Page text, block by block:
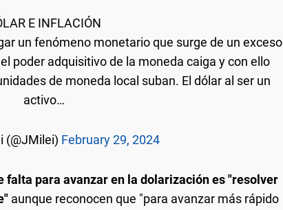
E INFLACIÓN
un fenómeno monetario que surge de un exceso
poder adquisitivo de la moneda caiga y con ello
de moneda local suban. El dólar al ser un
activo…
(@JMilei) February 29, 2024
falta para avanzar en la dolarización es "resolver
aunque reconocen que "para avanzar más rápido